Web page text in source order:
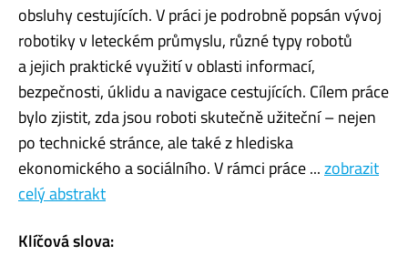
obsluhy cestujících. V práci je podrobně popsán vývoj
robotiky v leteckém průmyslu, různé typy robotů
a jejich praktické využití v oblasti informací,
bezpečnosti, úklidu a navigace cestujících. Cílem práce
bylo zjistit, zda jsou roboti skutečně užiteční – nejen
po technické stránce, ale také z hlediska
ekonomického a sociálního. V rámci práce ...zobrazit
celý abstrakt
Klíčová slova: